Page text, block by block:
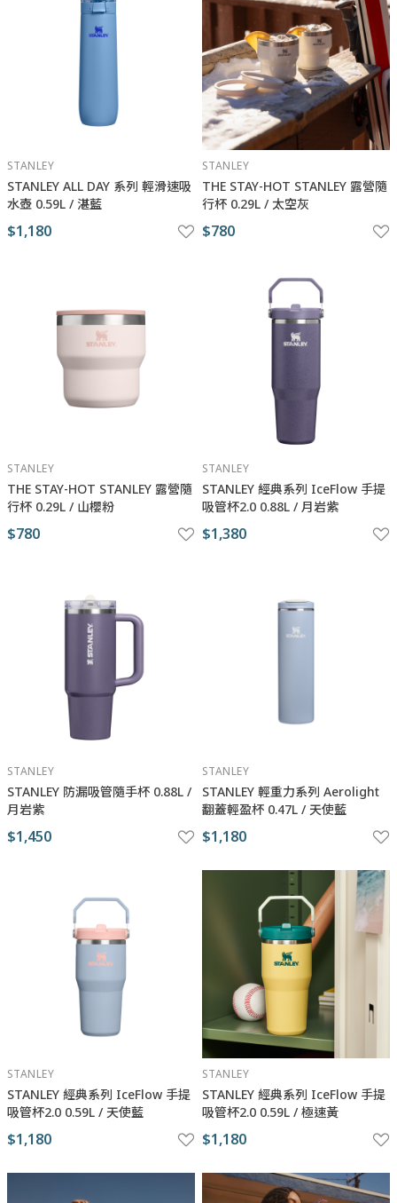
STANLEY
STANLEY ​​​ALL DAY 系列 輕滑速吸
水壺 0.59L / 湛藍
$1,180
STANLEY
THE STAY-HOT STANLEY 露營隨
行杯 0.29L / 太空灰
$780
STANLEY
THE STAY-HOT STANLEY 露營隨
行杯 0.29L / 山櫻粉
$780
STANLEY
STANLEY 經典系列 IceFlow 手提
吸管杯2.0 0.88L / 月岩紫
$1,380
STANLEY
STANLEY 防漏吸管隨手杯 0.88L /
月岩紫
$1,450
STANLEY
STANLEY 輕重力系列 Aerolight
翻蓋輕盈杯 0.47L / 天使藍
$1,180
STANLEY
STANLEY 經典系列 IceFlow 手提
吸管杯2.0 0.59L / 天使藍
$1,180
STANLEY
STANLEY 經典系列 IceFlow 手提
吸管杯2.0 0.59L / 極速黃
$1,180